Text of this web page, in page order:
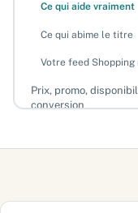
Ce qui aide vraiment
Ce qui abime le titre
Votre feed
Prix, promo,
conversion